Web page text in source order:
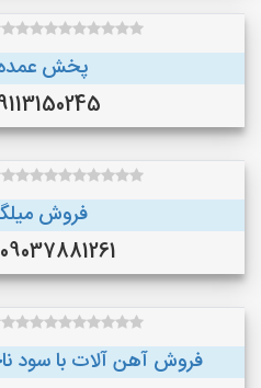
پخش عمده
09113150245
فروش
09037881261 (چالوس )
فروش آهن آلات با سود